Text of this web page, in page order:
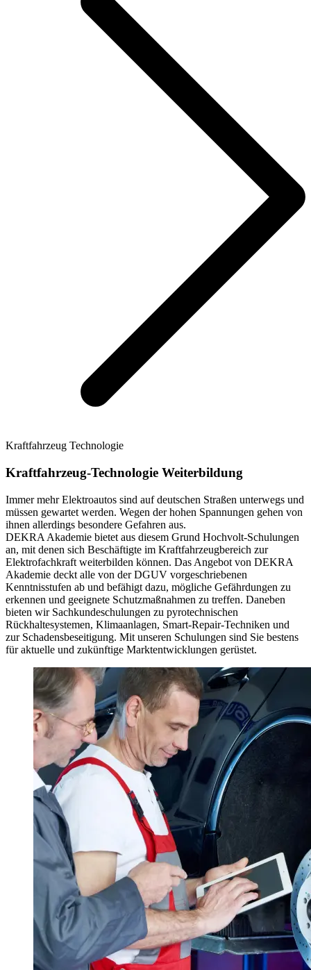
Kraftfahrzeug Technologie
Kraftfahrzeug-Technologie Weiterbildung
Immer mehr Elektroautos sind auf deutschen Straßen unterwegs und
müssen gewartet werden. Wegen der hohen Spannungen gehen von
ihnen allerdings besondere Gefahren aus.
DEKRA Akademie bietet aus diesem Grund Hochvolt-Schulungen
an, mit denen sich Beschäftigte im Kraftfahrzeugbereich zur
Elektrofachkraft weiterbilden können. Das Angebot von DEKRA
Akademie deckt alle von der DGUV vorgeschriebenen
Kenntnisstufen ab und befähigt dazu, mögliche Gefährdungen zu
erkennen und geeignete Schutzmaßnahmen zu treffen. Daneben
bieten wir Sachkundeschulungen zu pyrotechnischen
Rückhaltesystemen, Klimaanlagen, Smart-Repair-Techniken und
zur Schadensbeseitigung. Mit unseren Schulungen sind Sie bestens
für aktuelle und zukünftige Marktentwicklungen gerüstet.